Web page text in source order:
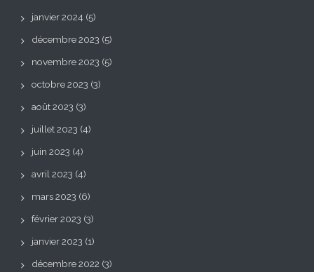
janvier 2024 (5)
décembre 2023 (5)
novembre 2023 (5)
octobre 2023 (3)
août 2023 (3)
juillet 2023 (4)
juin 2023 (4)
avril 2023 (4)
mars 2023 (6)
février 2023 (3)
janvier 2023 (1)
décembre 2022 (3)